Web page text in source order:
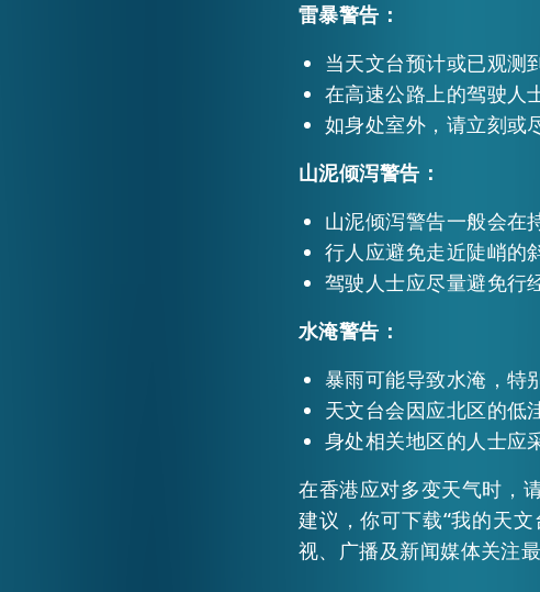
雷暴警告：
当天文台预计或已观测
在高速公路上的驾驶人
如身处室外，请立刻或
山泥倾泻警告：
山泥倾泻警告一般会在
行人应避免走近陡峭的
驾驶人士应尽量避免行
水淹警告：
暴雨可能导致水淹，特
天文台会因应北区的低
身处相关地区的人士应
在香港应对多变天气时，
建议，你可下载“我的天
视、广播及新闻媒体关注